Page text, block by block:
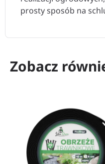
prosty sposób na
Zobacz